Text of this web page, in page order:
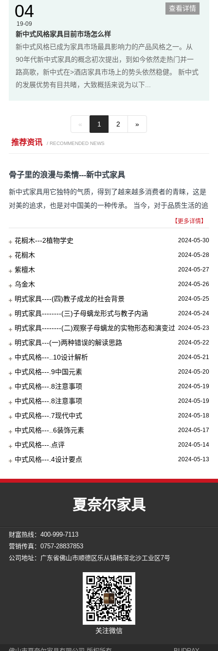
查看详情
04
19-09
新中式风格家具目前市场怎么样
新中式风格已成为家具市场最具影响力的产品风格之一。从
90年代新中式家具的概念初次提出，到如今依然走热门并一
路高歌，新中式在>酒店家具市场上的势头依然稳健。 新中式
的发展优势有目共睹，大致概括来说为以下...
« 1 2 »
推荐资讯 / RECOMMENDED NEWS
骨子里的浪漫与柔情---新中式家具
新中式家具用它独特的气质，得到了越来越多消费者的青睐，这是
对美的追求，也是对中国美的一种传承。 当今，对于品质生活的追
【更多详情】
2024-05-30
花榈木---2植物学史
2024-05-28
花榈木
2024-05-27
紫檀木
2024-05-26
乌金木
2024-05-25
明式家具----(四)教子成龙的社会背景
2024-05-24
明式家具--------(三)子母螭龙形式与教子内涵
2024-05-23
明式家具--------(二)观察子母螭龙的实物形态和演变过
程
2024-05-22
明式家具---(一)两种错误的解读思路
2024-05-21
中式风格---..10设计解析
2024-05-20
中式风格---.9中国元素
2024-05-19
中式风格---.8注意事项
2024-05-19
中式风格---.8注意事项
2024-05-18
中式风格---.7现代中式
2024-05-17
中式风格---..6装饰元素
2024-05-14
中式风格---.点评
2024-05-13
中式风格---.4设计要点
夏奈尔家具
财富热线：400-999-7113
营销传真：0757-28837853
公司地址：广东省佛山市顺德区乐从镇杨滘北沙工业区7号
关注微信